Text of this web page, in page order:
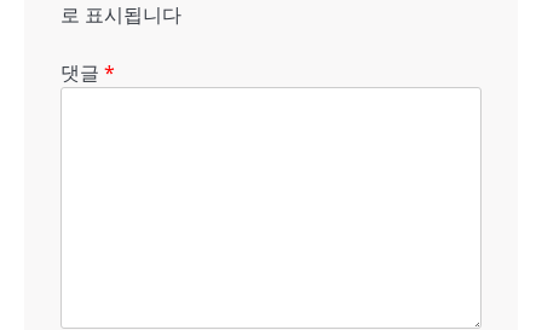
로 표시됩니다
댓글 *